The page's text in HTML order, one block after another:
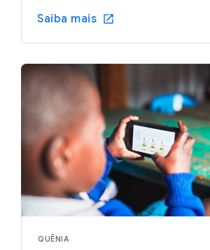
Saiba mais
QUÊNIA